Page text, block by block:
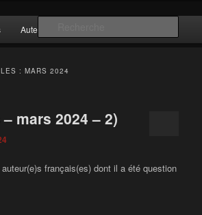
roman noir au poème.
Auteurs
:MARS 2024
mars 2024 – 2)
français(es) dont il a été question